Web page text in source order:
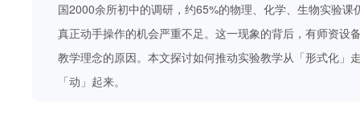
国2000余所初中的调研，约65%的物理、化学、生物实验
真正动手操作的机会严重不足。这一现象的背后，有师资设
教学理念的原因。本文探讨如何推动实验教学从「形式化」
「动」起来。